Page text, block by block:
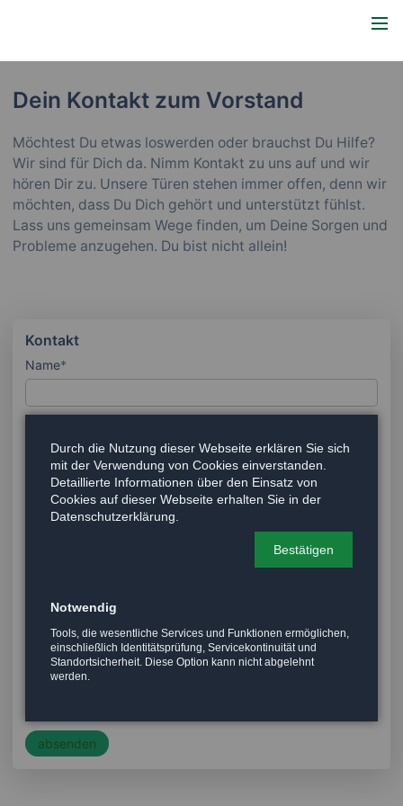
Dein Kontakt zum Vorstand
Möchtest Du etwas loswerden oder brauchst Du Hilfe?
Wir sind für Dich da. Nimm Kontakt zu uns auf und wir
hören Dir zu. Unsere Türen stehen immer offen, denn wir
möchten, dass Du Dich gehört und unterstützt fühlst.
Lass uns gemeinsam Wege finden, um Deine Sorgen und
Probleme anzugehen. Du bist nicht allein!
Kontakt
Name*
Telefon
absenden
Durch die Nutzung dieser Webseite erklären Sie sich
mit der Verwendung von Cookies einverstanden.
Detaillierte Informationen über den Einsatz von
Cookies auf dieser Webseite erhalten Sie in der
Datenschutzerklärung.
Bestätigen
Notwendig
Tools, die wesentliche Services und Funktionen ermöglichen,
einschließlich Identitätsprüfung, Servicekontinuität und
Standortsicherheit. Diese Option kann nicht abgelehnt
werden.